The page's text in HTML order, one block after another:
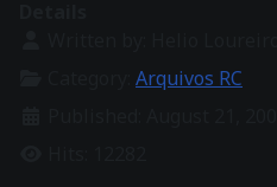
Arquivos RC